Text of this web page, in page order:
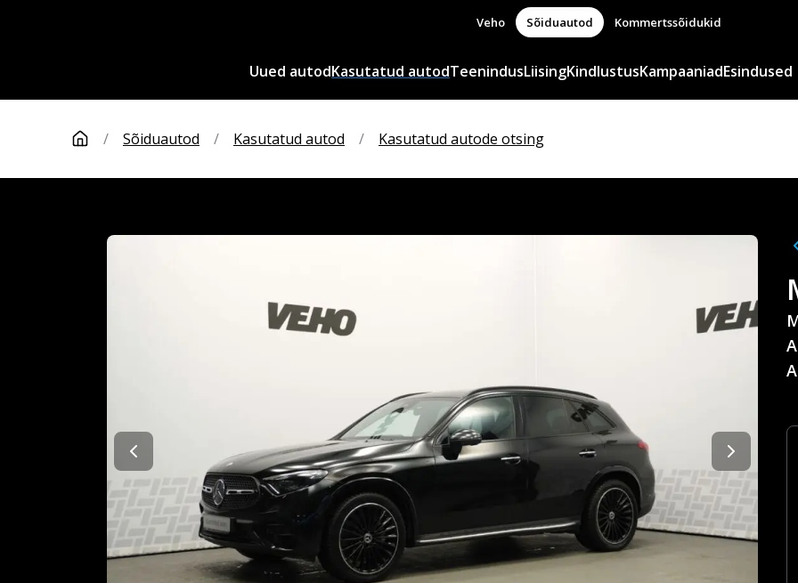
Veho Sõiduautod Kommertssõidukid
Uued autodKasutatud autodTeenindusLiisingKindlustusKampaaniadEsindused
/ Sõiduautod / Kasutatud autod / Kasutatud autode otsing